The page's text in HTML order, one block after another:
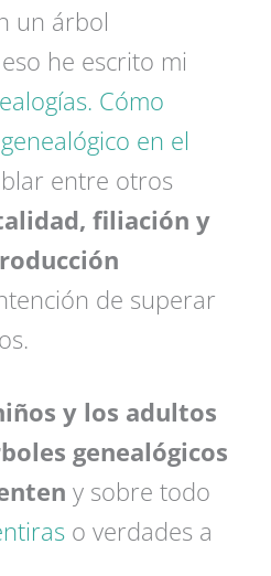
un árbol
he escrito mi
Cómo
en el
entre otros
filiación y
de superar
y los adultos
genealógicos
y sobre todo
o verdades a